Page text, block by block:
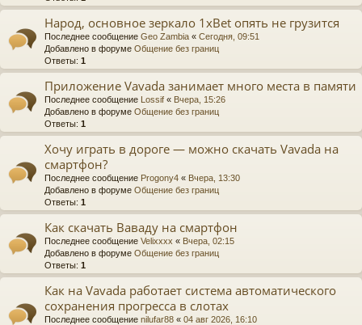
Народ, основное зеркало 1xBet опять не грузится
Последнее сообщение Geo Zambia « Сегодня, 09:51
Добавлено в форуме Общение без границ
Ответы: 1
Приложение Vavada занимает много места в памяти
Последнее сообщение Lossif « Вчера, 15:26
Добавлено в форуме Общение без границ
Ответы: 1
Хочу играть в дороге — можно скачать Vavada на
смартфон?
Последнее сообщение Progony4 « Вчера, 13:30
Добавлено в форуме Общение без границ
Ответы: 1
Как скачать Ваваду на смартфон
Последнее сообщение Velixxxx « Вчера, 02:15
Добавлено в форуме Общение без границ
Ответы: 1
Как на Vavada работает система автоматического
сохранения прогресса в слотах
Последнее сообщение nilufar88 « 04 авг 2026, 16:10